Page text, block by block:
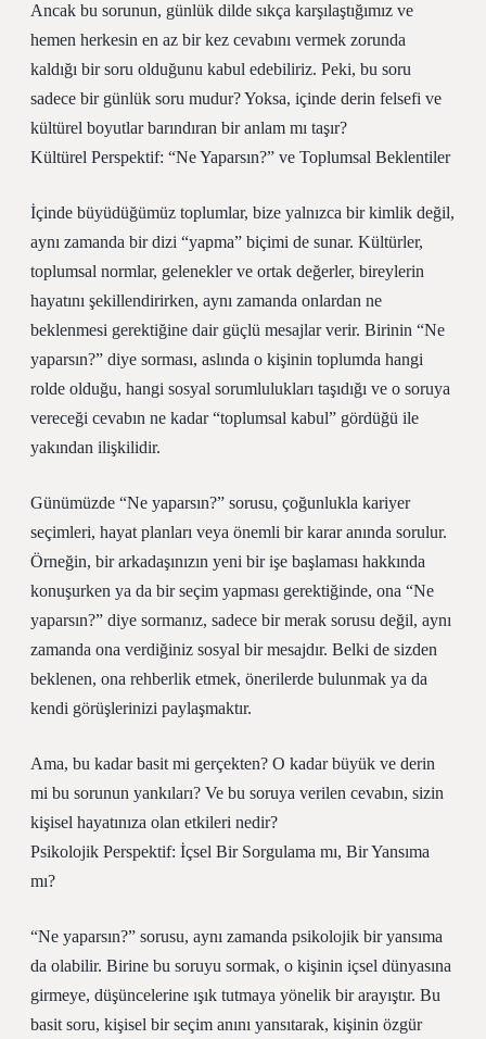
Ancak bu sorunun, günlük dilde sıkça karşılaştığımız ve
hemen herkesin en az bir kez cevabını vermek zorunda
kaldığı bir soru olduğunu kabul edebiliriz. Peki, bu soru
sadece bir günlük soru mudur? Yoksa, içinde derin felsefi ve
kültürel boyutlar barındıran bir anlam mı taşır?
Kültürel Perspektif: “Ne Yaparsın?” ve Toplumsal Beklentiler
İçinde büyüdüğümüz toplumlar, bize yalnızca bir kimlik değil,
aynı zamanda bir dizi “yapma” biçimi de sunar. Kültürler,
toplumsal normlar, gelenekler ve ortak değerler, bireylerin
hayatını şekillendirirken, aynı zamanda onlardan ne
beklenmesi gerektiğine dair güçlü mesajlar verir. Birinin “Ne
yaparsın?” diye sorması, aslında o kişinin toplumda hangi
rolde olduğu, hangi sosyal sorumlulukları taşıdığı ve o soruya
vereceği cevabın ne kadar “toplumsal kabul” gördüğü ile
yakından ilişkilidir.
Günümüzde “Ne yaparsın?” sorusu, çoğunlukla kariyer
seçimleri, hayat planları veya önemli bir karar anında sorulur.
Örneğin, bir arkadaşınızın yeni bir işe başlaması hakkında
konuşurken ya da bir seçim yapması gerektiğinde, ona “Ne
yaparsın?” diye sormanız, sadece bir merak sorusu değil, aynı
zamanda ona verdiğiniz sosyal bir mesajdır. Belki de sizden
beklenen, ona rehberlik etmek, önerilerde bulunmak ya da
kendi görüşlerinizi paylaşmaktır.
Ama, bu kadar basit mi gerçekten? O kadar büyük ve derin
mi bu sorunun yankıları? Ve bu soruya verilen cevabın, sizin
kişisel hayatınıza olan etkileri nedir?
Psikolojik Perspektif: İçsel Bir Sorgulama mı, Bir Yansıma
mı?
“Ne yaparsın?” sorusu, aynı zamanda psikolojik bir yansıma
da olabilir. Birine bu soruyu sormak, o kişinin içsel dünyasına
girmeye, düşüncelerine ışık tutmaya yönelik bir arayıştır. Bu
basit soru, kişisel bir seçim anını yansıtarak, kişinin özgür